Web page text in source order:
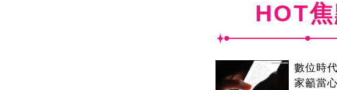
HOT
數位時
家籲當